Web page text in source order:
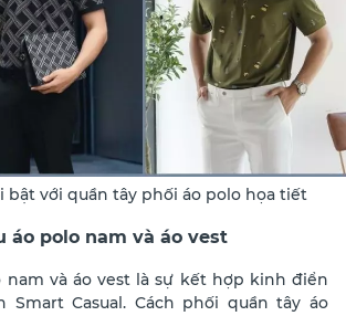
bật với quần tây phối áo polo họa tiết
áo polo nam và áo vest
nam và áo vest là sự kết hợp kinh điển
Smart Casual. Cách phối quần tây áo